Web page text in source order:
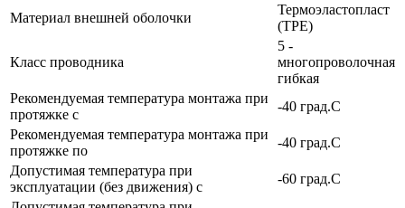
Материал внешней оболочки
Термоэластопласт
(TPE)
Класс проводника
5 -
многопроволочная
гибкая
Рекомендуемая температура монтажа при
протяжке с
-40 град.C
Рекомендуемая температура монтажа при
протяжке по
-40 град.C
Допустимая температура при
эксплуатации (без движения) с
-60 град.C